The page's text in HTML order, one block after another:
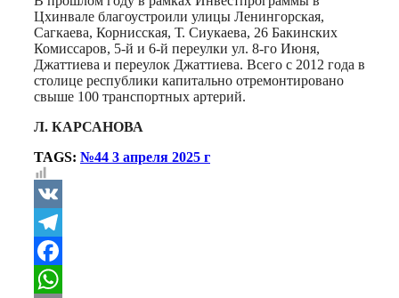
Цхинвале благоустроили улицы Ленингорская,
Сагкаева, Корнисская, Т. Сиукаева, 26 Бакинских
Комиссаров, 5-й и 6-й переулки ул. 8-го Июня,
Джаттиева и переулок Джаттиева. Всего с 2012 года в
столице республики капитально отремонтировано
свыше 100 транспортных артерий.
Л. КАРСАНОВА
TAGS: №44 3 апреля 2025 г
VK
Telegram
Facebook